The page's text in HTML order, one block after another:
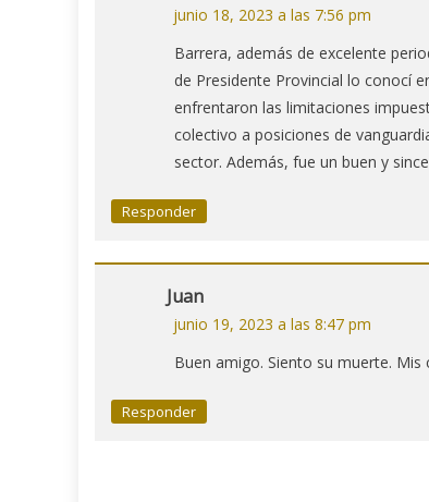
junio 18, 2023 a las 7:56 pm
Barrera, además de excelente
de Presidente Provincial lo conocí
enfrentaron las limitaciones
colectivo a posiciones de
sector. Además, fue un buen y
Responder
Juan
junio 19, 2023 a las 8:47 pm
Buen amigo. Siento su muerte. Mis
Responder